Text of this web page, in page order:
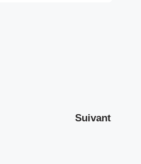
Suivant